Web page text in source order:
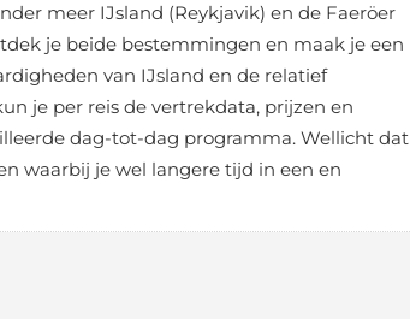
meer IJsland (Reykjavik) en de Faeröer
je beide bestemmingen en maak je een
van IJsland en de relatief
je per reis de vertrekdata, prijzen en
dag-tot-dag programma. Wellicht dat
waarbij je wel langere tijd in een en